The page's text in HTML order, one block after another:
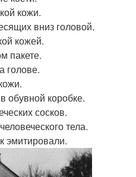
кожи.
вниз головой.
кожей.
пакете.
голове.
обувной коробке.
сосков.
тела.
эмитировали.